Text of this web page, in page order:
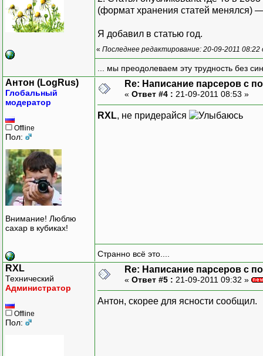
(формат хранения статей менялся)
Я добавил в статью год.
« Последнее редактирование: 20-09-2011 08:22
... мы преодолеваем эту трудность без
Антон (LogRus)
Глобальный
модератор
Offline
Пол:
Внимание! Люблю
сахар в кубиках!
Re: Написание парсеров с
« Ответ #4 : 21-09-2011 08:53 »
RXL, не придерайся
Странно всё это....
RXL
Технический
Администратор
Offline
Пол:
Re: Написание парсеров с
« Ответ #5 : 21-09-2011 09:32 »
Антон, скорее для ясности сообщил.